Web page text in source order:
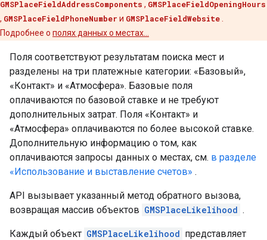
GMSPlaceFieldAddressComponents , GMSPlaceFieldOpeningHours
, GMSPlaceFieldPhoneNumber и GMSPlaceFieldWebsite
Подробнее о полях данных о местах…
Поля соответствуют результатам поиска мест и
разделены на три платежные категории: «Базовый»,
«Контакт» и «Атмосфера». Базовые поля
оплачиваются по базовой ставке и не требуют
дополнительных затрат. Поля «Контакт» и
«Атмосфера» оплачиваются по более высокой ставке.
Дополнительную информацию о том, как
оплачиваются запросы данных о местах, см. в разделе
«Использование и выставление счетов» .
API вызывает указанный метод обратного вызова,
возвращая массив объектов GMSPlaceLikelihood .
Каждый объект GMSPlaceLikelihood представляет